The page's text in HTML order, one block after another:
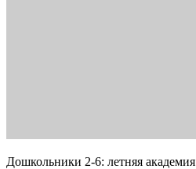
Дошкольники 2-6: летняя академия